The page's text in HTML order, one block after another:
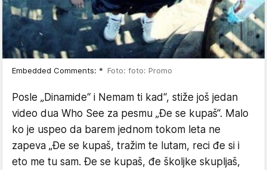
Embedded Comments: * Foto: foto: Promo
Posle „Dinamide“ i Nemam ti kad“, stiže još jedan
video dua Who See za pesmu „Đe se kupaš“. Malo
ko je uspeo da barem jednom tokom leta ne
zapeva „Đe se kupaš, tražim te lutam, reci đe si i
eto me tu sam. Đe se kupaš, đe školjke skupljaš,